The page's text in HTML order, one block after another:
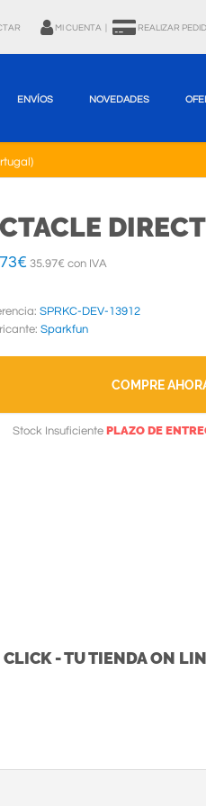
MI CUENTA REALIZAR
ENVÍOS NOVEDADES
€ 35.97€ con IVA
SPRKC-DEV-13912
Sparkfun
COMPRE
Stock Insuficiente PLAZO DE
- TU TIENDA ON